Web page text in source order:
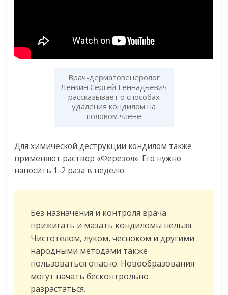
Врач-дерматовенеролог
Ленкин Сергей Геннадьевич
рассказывает о способах
удаления кондилом на
половом члене
Для химической деструкции кондилом также
применяют раствор «Ферезол». Его нужно
наносить 1-2 раза в неделю.
Без назначения и контроля врача
прижигать и мазать кондиломы нельзя.
Чистотелом, луком, чесноком и другими
народными методами также
пользоваться опасно. Новообразования
могут начать бесконтрольно
разрастаться.